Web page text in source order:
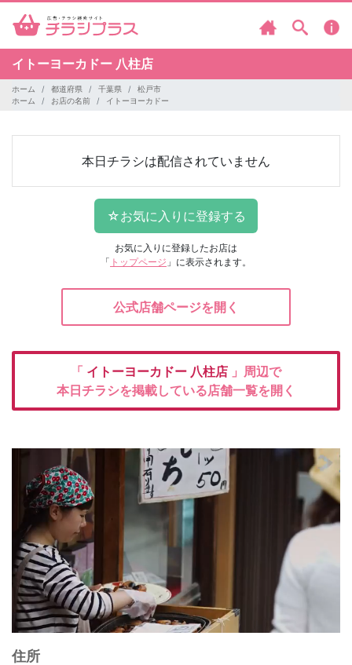
イトーヨーカドー 八柱店
ホーム 都道府県 千葉県
松戸市
ホーム
お店の名前 イトーヨーカドー
本日チラシは配信されていません
お気に入りに登録したお店は
「 トップページ 」に表示されます。
公式店舗ページを開く
「 イトーヨーカドー 八柱店 」周辺で
本日チラシを掲載している店舗一覧を開く
住所